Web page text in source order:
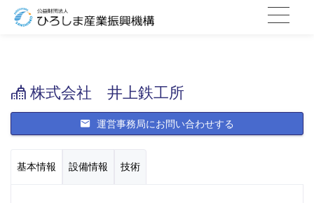
株式会社 井上鉄工所
運営事務局にお問い合わせする
基本情報 設備情報 技術